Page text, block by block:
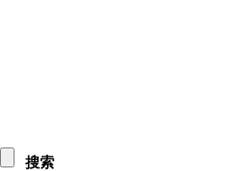
搜索